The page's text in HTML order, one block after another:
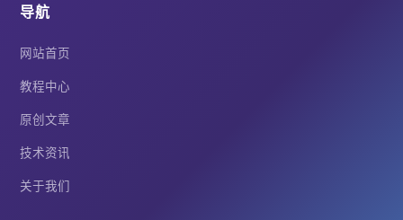
导航
网站首页
教程中心
原创文章
技术资讯
关于我们